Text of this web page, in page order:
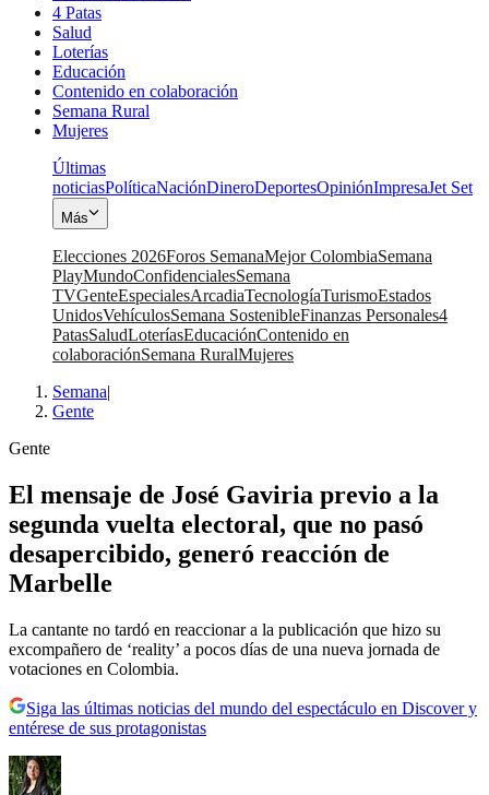
4 Patas
Salud
Loterías
Educación
Contenido en colaboración
Semana Rural
Mujeres
Últimas
noticiasPolíticaNaciónDineroDeportesOpiniónImpresaJet Set
Más
Elecciones 2026Foros SemanaMejor ColombiaSemana
PlayMundoConfidencialesSemana
TVGenteEspecialesArcadiaTecnologíaTurismoEstados
UnidosVehículosSemana SostenibleFinanzas Personales4
PatasSaludLoteríasEducaciónContenido en
colaboraciónSemana RuralMujeres
Semana|
Gente
Gente
El mensaje de José Gaviria previo a la
segunda vuelta electoral, que no pasó
desapercibido, generó reacción de
Marbelle
La cantante no tardó en reaccionar a la publicación que hizo su
excompañero de ‘reality’ a pocos días de una nueva jornada de
votaciones en Colombia.
Siga las últimas noticias del mundo del espectáculo en Discover y
entérese de sus protagonistas